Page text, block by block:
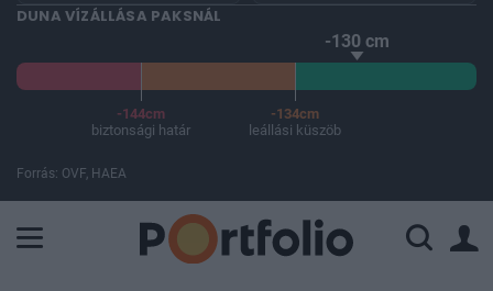
DUNA VÍZÁLLÁSA PAKSNÁL
-130 cm
-144cm
biztonsági határ
-134cm
leállási küszöb
Forrás: OVF, HAEA